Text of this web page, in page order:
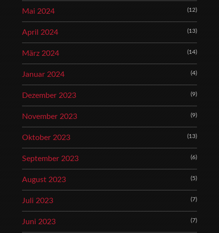
Mai 2024 (12)
April 2024 (13)
März 2024 (14)
Januar 2024 (4)
Dezember 2023 (9)
November 2023 (9)
Oktober 2023 (13)
September 2023 (6)
August 2023 (5)
Juli 2023 (7)
Juni 2023 (7)